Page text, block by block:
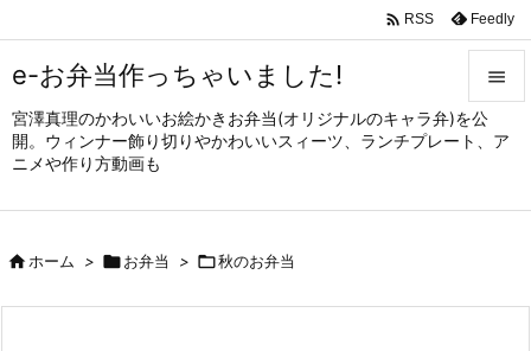
e-お弁当作っちゃいました!
宮澤真理のかわいいお絵かきお弁当(オリジナルのキャラ弁)を公
開。ウィンナー飾り切りやかわいいスィーツ、ランチプレート、ア
ニメや作り方動画も


メニュ
サイド

 RSS Feedly
ホーム > お弁当 > 秋のお弁当